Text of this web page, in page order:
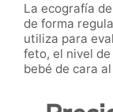
La ecografía
de forma
utiliza para
feto, el nivel
bebé de cara